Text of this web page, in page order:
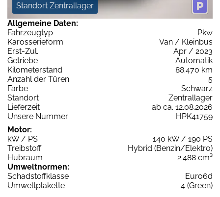
Standort Zentrallager
Allgemeine Daten:
Fahrzeugtyp
Pkw
Karosserieform
Van / Kleinbus
Erst-Zul.
Apr / 2023
Getriebe
Automatik
Kilometerstand
88.470 km
Anzahl der Türen
5
Farbe
Schwarz
Standort
Zentrallager
Lieferzeit
ab ca. 12.08.2026
Unsere Nummer
HPK41759
Motor:
kW / PS
140 kW / 190 PS
Treibstoff
Hybrid (Benzin/Elektro)
Hubraum
2.488 cm³
Umweltnormen:
Schadstoffklasse
Euro6d
Umweltplakette
4 (Green)